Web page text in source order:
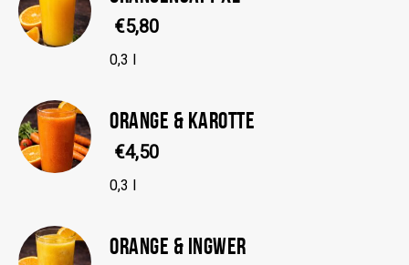
€5,80
0,3 l
ORANGE & KAROTTE
€4,50
0,3 l
ORANGE & INGWER